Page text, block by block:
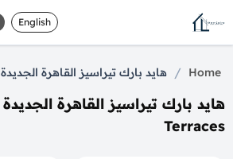
English
Home
/ هايد بارك تيراسيز القاهرة الجديدة Hyde Park Terraces
Terraces